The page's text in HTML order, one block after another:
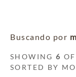
Buscando por
SHOWING6
SORTED BY